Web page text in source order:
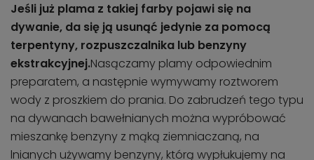
Jeśli już plama z takiej farby pojawi się na
dywanie, da się ją usunąć jedynie za pomocą
terpentyny, rozpuszczalnika lub benzyny
ekstrakcyjnej.Nasączamy plamy odpowiednim
preparatem, a następnie wymywamy roztworem
wody z proszkiem do prania. Do zabrudzeń tego typu
na dywanach bawełnianych można wypróbować
mieszankę benzyny z mąką ziemniaczaną, na
lnianych używamy benzyny, którą wypłukujemy na